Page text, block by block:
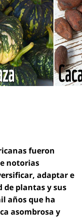
fueron
notorias
adaptar e
plantas y sus
años que ha
asombrosa y